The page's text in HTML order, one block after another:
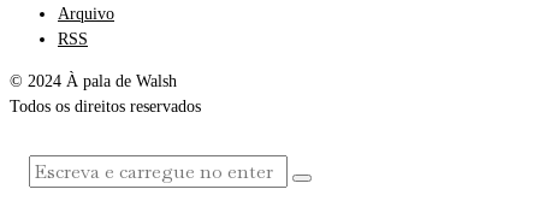
Arquivo
RSS
© 2024 À pala de Walsh
Todos os direitos reservados